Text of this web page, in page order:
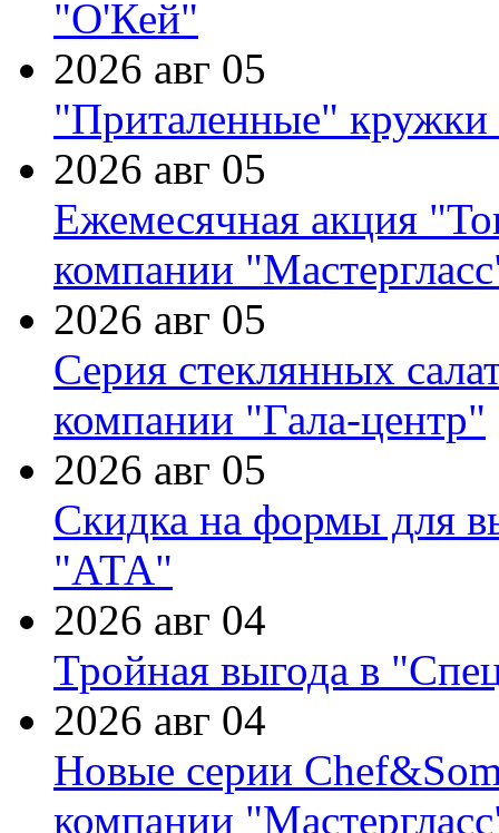
"О'Кей"
2026 авг 05
"Приталенные" кружки
2026 авг 05
Ежемесячная акция
компании
2026 авг 05
Серия стеклянных
компании "Гала-центр"
2026 авг 05
Скидка на формы для
"АТА"
2026 авг 04
Тройная выгода в
2026 авг 04
Новые серии
компании